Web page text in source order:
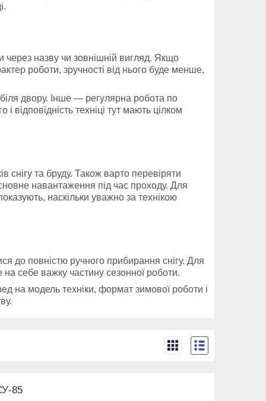
через назву чи зовнішній вигляд. Якщо
роботи, зручності від нього буде менше,
двору. Інше — регулярна робота по
техніці тут мають цілком
снігу та бруду. Також варто перевіряти
навантаження під час проходу. Для
наскільки уважно за технікою
до повністю ручного прибирання снігу. Для
на себе важку частину сезонної роботи.
на модель техніки, формат зимової роботи і
85